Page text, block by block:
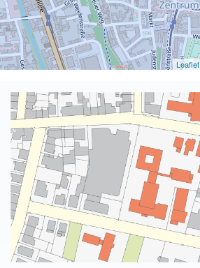
Leaflet